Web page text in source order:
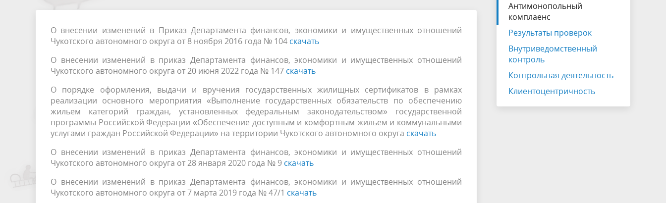
О внесении изменений в Приказ Департамента финансов, экономики и имущественных отношений
Чукотского автономного округа от 8 ноября 2016 года № 104 скачать
О внесении изменений в приказ Департамента финансов, экономики и имущественных отношений
Чукотского автономного округа от 20 июня 2022 года № 147 скачать
О порядке оформления, выдачи и вручения государственных жилищных сертификатов в рамках
реализации основного мероприятия «Выполнение государственных обязательств по обеспечению
жильем категорий граждан, установленных федеральным законодательством» государственной
программы Российской Федерации «Обеспечение доступным и комфортным жильем и коммунальными
услугами граждан Российской Федерации» на территории Чукотского автономного округа скачать
О внесении изменений в приказ Департамента финансов, экономики и имущественных отношений
Чукотского автономного округа от 28 января 2020 года № 9 скачать
О внесении изменений в приказ Департамента финансов, экономики и имущественных отношений
Чукотского автономного округа от 7 марта 2019 года № 47/1 скачать
Антимонопольный
комплаенс
Результаты проверок
Внутриведомственный
контроль
Контрольная деятельность
Клиентоцентричность